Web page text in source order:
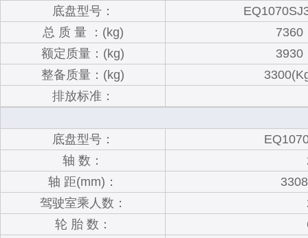
底盘型号：
总 质 量 ：(kg)
7360
额定质量：(kg)
3930
整备质量：(kg)
排放标准：
底盘型号：
轴 数：
轴 距(mm)：
驾驶室乘人数：
轮 胎 数：